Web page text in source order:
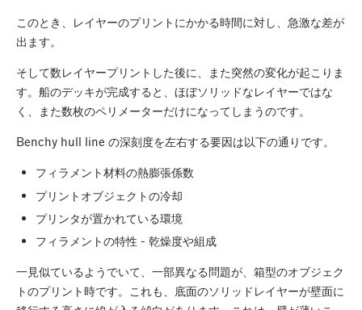
このとき、レイヤーのプリントにかかる時間に対し、急激な差が
出ます。
そして数レイヤープリントした後に、また突然の変化が起こりま
す。船のデッキが完成すると、ほぼソリッドなレイヤーではな
く、また数枚のペリメーターだけになってしまうのです。
Benchy hull line の深刻度を左右する要因は以下の通りです。
フィラメント材料の熱膨張係数
プリントオブジェクトの冷却
プリンタが置かれている環境
フィラメントの特性 - 乾燥度や組成
一見似ているようでいて、一部異なる問題が、箱型のオブジェク
トのプリント時です。これも、底面のソリッドレイヤーが壁面に